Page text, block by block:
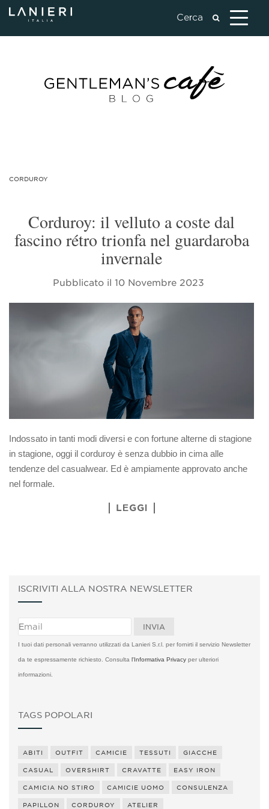
CORDUROY
Corduroy: il velluto a coste dal
fascino rétro trionfa nel guardaroba
invernale
Pubblicato il 10 Novembre 2023
Indossato in tanti modi diversi e con fortune alterne di stagione
in stagione, oggi il corduroy è senza dubbio in cima alle
tendenze del casualwear. Ed è ampiamente approvato anche
nel formale.
LEGGI
ISCRIVITI ALLA NOSTRA NEWSLETTER
I tuoi dati personali verranno utilizzati da Lanieri S.r.l. per fornirti il servizio Newsletter
da te espressamente richiesto. Consulta l'Informativa Privacy per ulteriori
informazioni.
TAGS POPOLARI
ABITI OUTFIT CAMICIE TESSUTI GIACCHE
CASUAL OVERSHIRT CRAVATTE EASY IRON
CAMICIA NO STIRO CAMICIE UOMO CONSULENZA
PAPILLON CORDUROY ATELIER